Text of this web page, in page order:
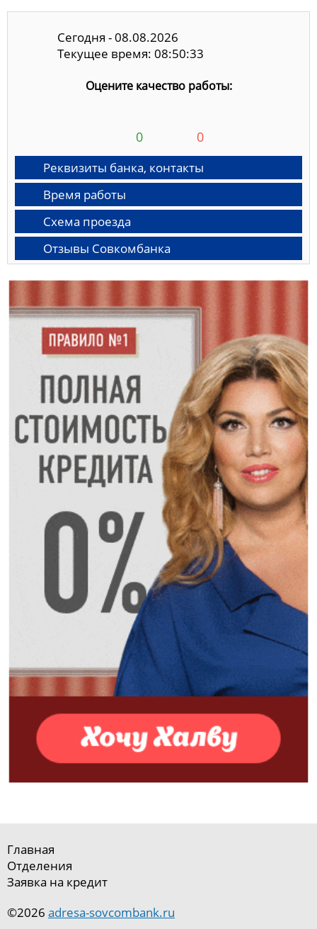
Сегодня - 08.08.2026
Текущее время: 08:50:33
Оцените качество работы:
0 0
Реквизиты банка, контакты
Время работы
Схема проезда
Отзывы Совкомбанка
Главная
Отделения
Заявка на кредит
©2026 adresa-sovcombank.ru